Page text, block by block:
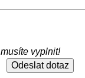
vyplnit!